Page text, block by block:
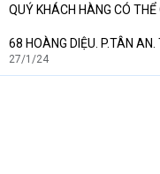
QUÝ KHÁCH HÀNG CÓ
68 HOÀNG DIỆU. P.TÂN
27/1/24